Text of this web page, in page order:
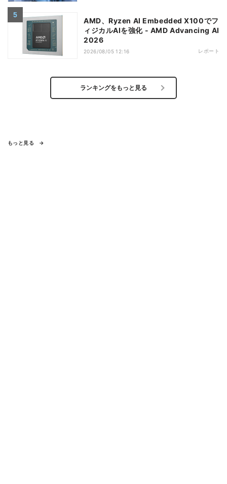
AMD、Ryzen AI Embedded X100でフ
ィジカルAIを強化 - AMD Advancing AI
2026
2026/08/05 12:16 レポート
ランキングをもっと見る
もっと見る